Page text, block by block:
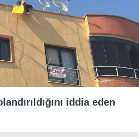
iddia eden